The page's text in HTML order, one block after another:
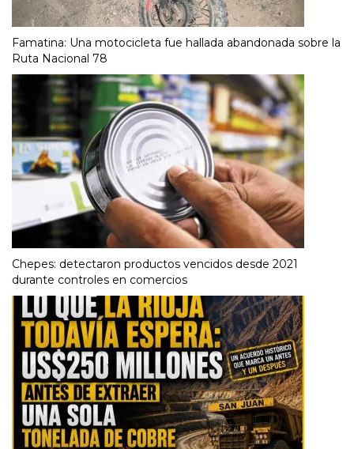
Famatina: Una motocicleta fue hallada abandonada sobre la
Ruta Nacional 78
Chepes: detectaron productos vencidos desde 2021
durante controles en comercios